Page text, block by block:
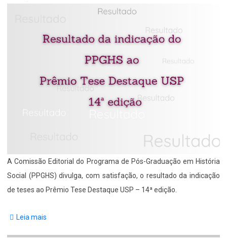
A Comissão Editorial do Programa de Pós-Graduação em História
Social (PPGHS) divulga, com satisfação, o resultado da indicação
de teses ao Prêmio Tese Destaque USP – 14ª edição.
Leia mais